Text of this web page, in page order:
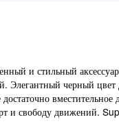
и стильный аксессуар,
черный цвет
и свободу движений.